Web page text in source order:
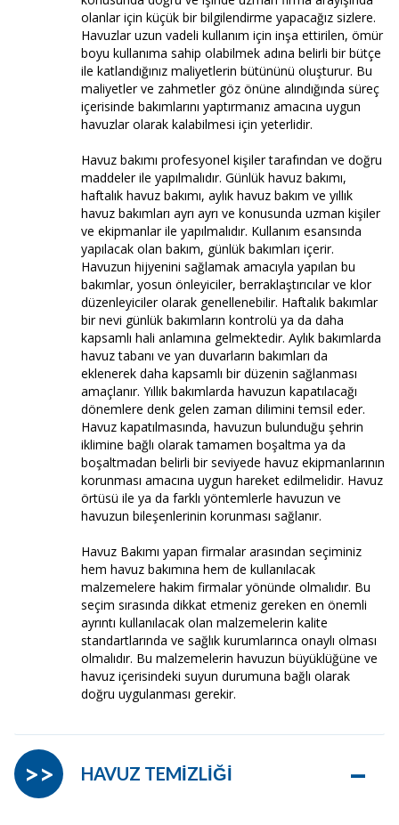
olanlar için küçük bir bilgilendirme yapacağız sizlere.
Havuzlar uzun vadeli kullanım için inşa ettirilen, ömür
boyu kullanıma sahip olabilmek adına belirli bir bütçe
ile katlandığınız maliyetlerin bütününü oluşturur. Bu
maliyetler ve zahmetler göz önüne alındığında süreç
içerisinde bakımlarını yaptırmanız amacına uygun
havuzlar olarak kalabilmesi için yeterlidir.
Havuz bakımı profesyonel kişiler tarafından ve doğru
maddeler ile yapılmalıdır. Günlük havuz bakımı,
haftalık havuz bakımı, aylık havuz bakım ve yıllık
havuz bakımları ayrı ayrı ve konusunda uzman kişiler
ve ekipmanlar ile yapılmalıdır. Kullanım esansında
yapılacak olan bakım, günlük bakımları içerir.
Havuzun hijyenini sağlamak amacıyla yapılan bu
bakımlar, yosun önleyiciler, berraklaştırıcılar ve klor
düzenleyiciler olarak genellenebilir. Haftalık bakımlar
bir nevi günlük bakımların kontrolü ya da daha
kapsamlı hali anlamına gelmektedir. Aylık bakımlarda
havuz tabanı ve yan duvarların bakımları da
eklenerek daha kapsamlı bir düzenin sağlanması
amaçlanır. Yıllık bakımlarda havuzun kapatılacağı
dönemlere denk gelen zaman dilimini temsil eder.
Havuz kapatılmasında, havuzun bulunduğu şehrin
iklimine bağlı olarak tamamen boşaltma ya da
boşaltmadan belirli bir seviyede havuz ekipmanlarının
korunması amacına uygun hareket edilmelidir. Havuz
örtüsü ile ya da farklı yöntemlerle havuzun ve
havuzun bileşenlerinin korunması sağlanır.
Havuz Bakımı yapan firmalar arasından seçiminiz
hem havuz bakımına hem de kullanılacak
malzemelere hakim firmalar yönünde olmalıdır. Bu
seçim sırasında dikkat etmeniz gereken en önemli
ayrıntı kullanılacak olan malzemelerin kalite
standartlarında ve sağlık kurumlarınca onaylı olması
olmalıdır. Bu malzemelerin havuzun büyüklüğüne ve
havuz içerisindeki suyun durumuna bağlı olarak
doğru uygulanması gerekir.
HAVUZ TEMİZLİĞİ –
>>